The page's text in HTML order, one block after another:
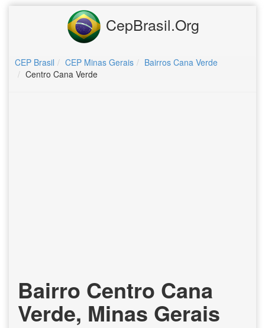
CepBrasil.Org
CEP Brasil CEP Minas Gerais
Bairros Cana Verde
Centro Cana Verde
Bairro Centro Cana
Verde, Minas Gerais